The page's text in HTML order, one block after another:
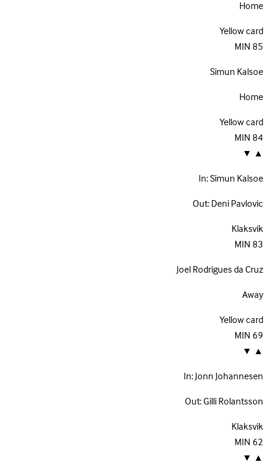
Home
Yellow card
85
MIN
Simun Kalsoe
Home
Yellow card
84
MIN
▲
▼
In:Simun Kalsoe
Out:Deni Pavlovic
Klaksvik
83
MIN
Joel Rodrigues da Cruz
Away
Yellow card
69
MIN
▲
▼
In:Jonn Johannesen
Out:Gilli Rolantsson
Klaksvik
62
MIN
▲
▼